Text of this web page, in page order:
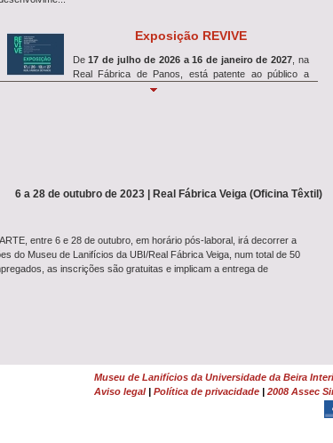
Exposição REVIVE
De17 de julho de 2026 a 16 de janeiro de 2027, na
Real Fábrica de Panos, está patente ao público a
A oficinaWOOL É COOLruma ao Dominguiso no dia
27 de junho, pelas 17h30, e junta-se à Festa dos
com aOficina de Rodilhas: Entre Farrapos e Memórias<...
6 a 28 de outubro de 2023 | Real Fábrica Veiga (Oficina Têxtil)
entre 6 e 28 de outubro, em horário pós-laboral, irá decorrer a
do Museu de Lanifícios da UBI/Real Fábrica Veiga, num total de 50
as inscrições são gratuitas e implicam a entrega de
Museu de Lanifícios da Universidade da Beira
Aviso legal | Política de privacidade | 2008 Assec